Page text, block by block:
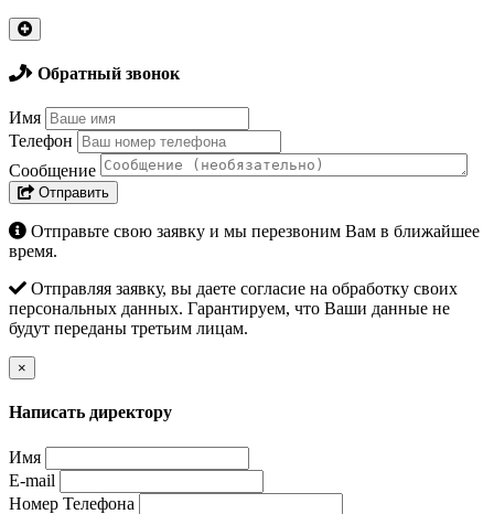
Обратный звонок
Имя
Телефон
Сообщение
Отправить
Отправьте свою заявку и мы перезвоним Вам в ближайшее
время.
Отправляя заявку, вы даете согласие на обработку своих
персональных данных. Гарантируем, что Ваши данные не
будут переданы третьим лицам.
×
Написать директору
Имя
E-mail
Номер Телефона